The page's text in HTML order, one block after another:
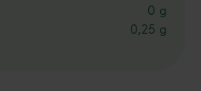
0 g
0,25 g